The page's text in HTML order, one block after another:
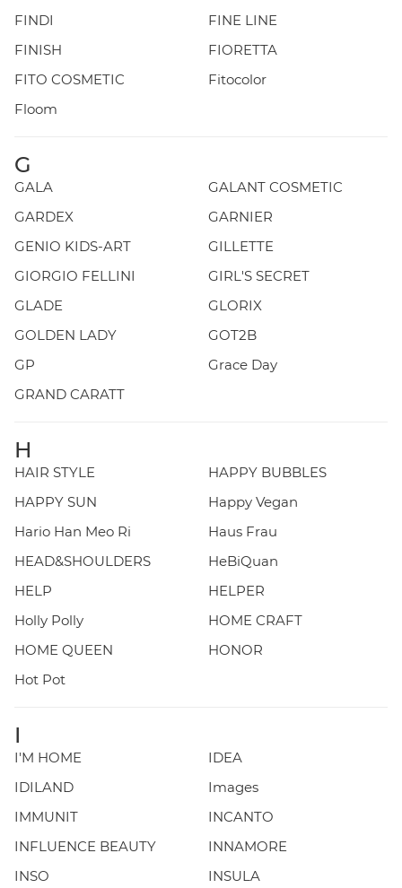
FINDI
FINE LINE
FINISH
FIORETTA
FITO COSMETIC
Fitocolor
Floom
G
GALA
GALANT COSMETIC
GARDEX
GARNIER
GENIO KIDS-ART
GILLETTE
GIORGIO FELLINI
GIRL'S SECRET
GLADE
GLORIX
GOLDEN LADY
GOT2B
GP
Grace Day
GRAND CARATT
H
HAIR STYLE
HAPPY BUBBLES
HAPPY SUN
Happy Vegan
Hario Han Meo Ri
Haus Frau
HEAD&SHOULDERS
HeBiQuan
HELP
HELPER
Holly Polly
HOME CRAFT
HOME QUEEN
HONOR
Hot Pot
I
I'M HOME
IDEA
IDILAND
Images
IMMUNIT
INCANTO
INFLUENCE BEAUTY
INNAMORE
INSO
INSULA